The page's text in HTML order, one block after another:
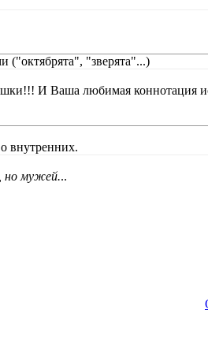
("октябрята", "зверята"...)
И Ваша любимая коннотация
внутренних.
но мужей...